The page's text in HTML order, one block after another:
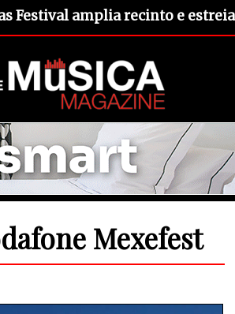
Festival amplia recinto e
Mexefest